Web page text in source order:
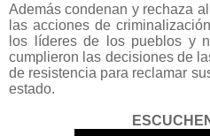
Además condenan y rechaza
las acciones de
los líderes de los pueblos y
cumplieron las decisiones de
de resistencia para reclamar
estado.